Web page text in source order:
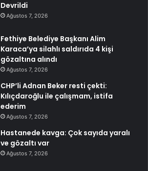
Devrildi
Ağustos 7, 2026
Fethiye Belediye Başkanı Alim
Karaca’ya silahlı saldırıda 4 kişi
gözaltına alındı
Ağustos 7, 2026
CHP’li Adnan Beker resti çekti:
Kılıçdaroğlu ile çalışmam, istifa
ederim
Ağustos 7, 2026
Hastanede kavga: Çok sayıda yaralı
ve gözaltı var
Ağustos 7, 2026